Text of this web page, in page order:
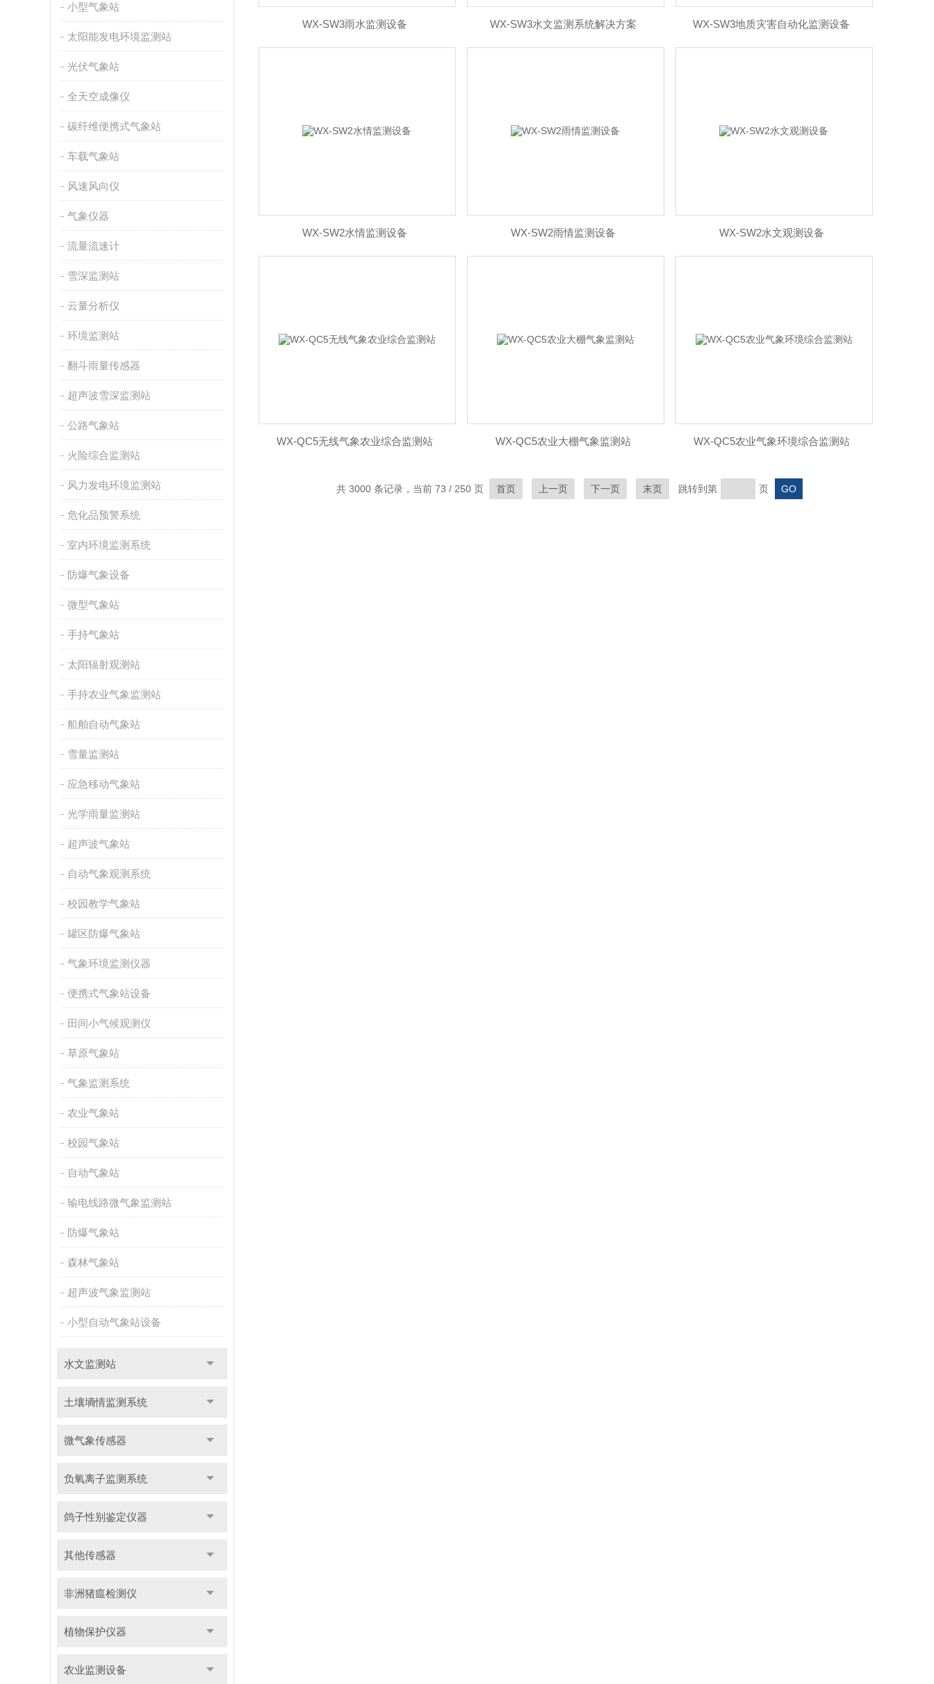
小型气象站
太阳能发电环境监测站
光伏气象站
全天空成像仪
碳纤维便携式气象站
车载气象站
风速风向仪
气象仪器
流量流速计
雪深监测站
云量分析仪
环境监测站
翻斗雨量传感器
超声波雪深监测站
公路气象站
火险综合监测站
风力发电环境监测站
危化品预警系统
室内环境监测系统
防爆气象设备
微型气象站
手持气象站
太阳辐射观测站
手持农业气象监测站
船舶自动气象站
雪量监测站
应急移动气象站
光学雨量监测站
超声波气象站
自动气象观测系统
校园教学气象站
罐区防爆气象站
气象环境监测仪器
便携式气象站设备
田间小气候观测仪
草原气象站
气象监测系统
农业气象站
校园气象站
自动气象站
输电线路微气象监测站
防爆气象站
森林气象站
超声波气象监测站
小型自动气象站设备
水文监测站
土壤墒情监测系统
微气象传感器
负氧离子监测系统
鸽子性别鉴定仪器
其他传感器
非洲猪瘟检测仪
植物保护仪器
农业监测设备
WX-SW3雨水监测设备 WX-SW3水文监测系统解决方案 WX-SW3地质灾害自动化监测设备
WX-SW2水情监测设备 WX-SW2雨情监测设备 WX-SW2水文观测设备
WX-QC5无线气象农业综合监测站 WX-QC5农业大棚气象监测站 WX-QC5农业气象环境综合监测站
共 3000 条记录，当前 73 / 250 页 首页 上一页 下一页 末页 跳转到第 页